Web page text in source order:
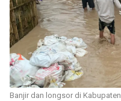
Banjir dan longsor di